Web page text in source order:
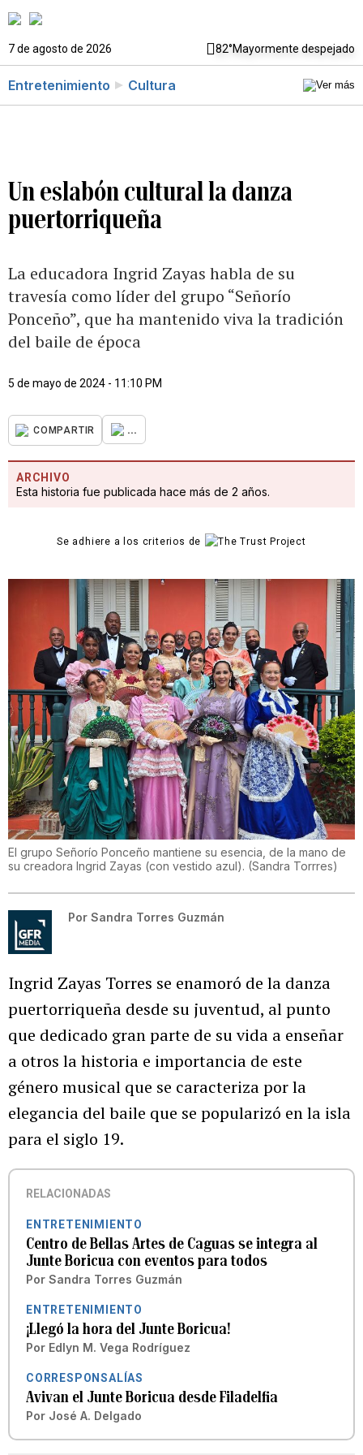
7 de agosto de 2026 82°Mayormente despejado
Entretenimiento Cultura
Un eslabón cultural la danza
puertorriqueña
La educadora Ingrid Zayas habla de su
travesía como líder del grupo “Señorío
Ponceño”, que ha mantenido viva la tradición
del baile de época
5 de mayo de 2024 - 11:10 PM
COMPARTIR ...
ARCHIVO
Esta historia fue publicada hace más de 2 años.
Se adhiere a los criterios de
El grupo Señorío Ponceño mantiene su esencia, de la mano de
su creadora Ingrid Zayas (con vestido azul). (Sandra Torrres)
Por Sandra Torres Guzmán
Ingrid Zayas Torres se enamoró de la danza
puertorriqueña desde su juventud, al punto
que dedicado gran parte de su vida a enseñar
a otros la historia e importancia de este
género musical que se caracteriza por la
elegancia del baile que se popularizó en la isla
para el siglo 19.
RELACIONADAS
ENTRETENIMIENTO
Centro de Bellas Artes de Caguas se integra al
Junte Boricua con eventos para todos
Por Sandra Torres Guzmán
ENTRETENIMIENTO
¡Llegó la hora del Junte Boricua!
Por Edlyn M. Vega Rodríguez
CORRESPONSALÍAS
Avivan el Junte Boricua desde Filadelfia
Por José A. Delgado